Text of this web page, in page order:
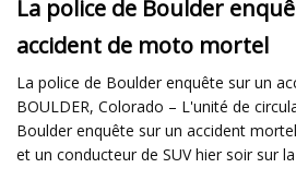
La police de Boulder
accident de moto mortel
La police de Boulder enquête sur un
BOULDER, Colorado – L'unité de
Boulder enquête sur un accident
et un conducteur de SUV hier soir sur